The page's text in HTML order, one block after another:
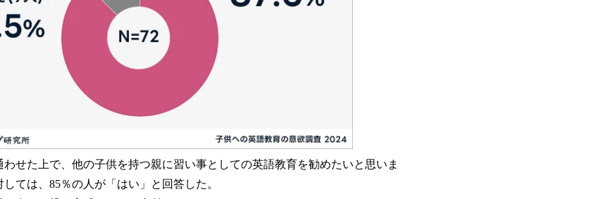
わせた上で、他の子供を持つ親に習い事としての英語教育を勧めたいと思いま
ては、85％の人が「はい」と回答した。